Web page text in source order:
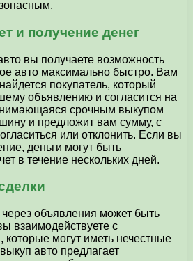
и получение денег
вы получаете возможность
авто максимально быстро. Вам
покупатель, который
объявлению и согласится на
срочным выкупом
и предложит вам сумму, с
или отклонить. Если вы
деньги могут быть
в течение нескольких дней.
объявления может быть
взаимодействуете с
могут иметь нечестные
авто предлагает